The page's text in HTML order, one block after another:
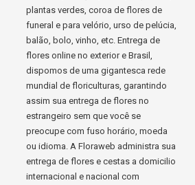
plantas verdes, coroa de flores de
funeral e para velório, urso de pelúcia,
balão, bolo, vinho, etc. Entrega de
flores online no exterior e Brasil,
dispomos de uma gigantesca rede
mundial de floriculturas, garantindo
assim sua entrega de flores no
estrangeiro sem que você se
preocupe com fuso horário, moeda
ou idioma. A Floraweb administra sua
entrega de flores e cestas a domicilio
internacional e nacional com